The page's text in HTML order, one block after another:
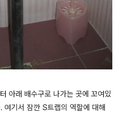
아래 배수구로 나가는 곳에 꼬여있
여기서 잠깐 S트랩의 역할에 대해